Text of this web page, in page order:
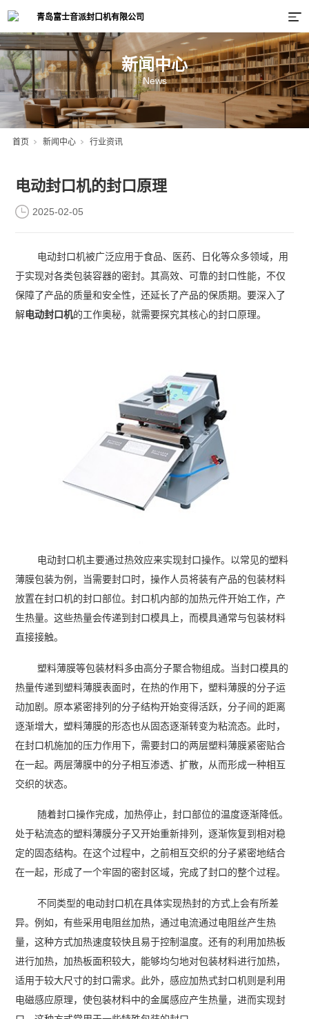
新闻中心
News
首页 新闻中心 行业资讯
电动封口机的封口原理
2025-02-05
电动封口机被广泛应用于食品、医药、日化等众多领域，用
于实现对各类包装容器的密封。其高效、可靠的封口性能，不仅
保障了产品的质量和安全性，还延长了产品的保质期。要深入了
解电动封口机的工作奥秘，就需要探究其核心的封口原理。
电动封口机主要通过热效应来实现封口操作。以常见的塑料
薄膜包装为例，当需要封口时，操作人员将装有产品的包装材料
放置在封口机的封口部位。封口机内部的加热元件开始工作，产
生热量。这些热量会传递到封口模具上，而模具通常与包装材料
直接接触。
塑料薄膜等包装材料多由高分子聚合物组成。当封口模具的
热量传递到塑料薄膜表面时，在热的作用下，塑料薄膜的分子运
动加剧。原本紧密排列的分子结构开始变得活跃，分子间的距离
逐渐增大，塑料薄膜的形态也从固态逐渐转变为粘流态。此时，
在封口机施加的压力作用下，需要封口的两层塑料薄膜紧密贴合
在一起。两层薄膜中的分子相互渗透、扩散，从而形成一种相互
交织的状态。
随着封口操作完成，加热停止，封口部位的温度逐渐降低。
处于粘流态的塑料薄膜分子又开始重新排列，逐渐恢复到相对稳
定的固态结构。在这个过程中，之前相互交织的分子紧密地结合
在一起，形成了一个牢固的密封区域，完成了封口的整个过程。
不同类型的电动封口机在具体实现热封的方式上会有所差
异。例如，有些采用电阻丝加热，通过电流通过电阻丝产生热
量，这种方式加热速度较快且易于控制温度。还有的利用加热板
进行加热，加热板面积较大，能够均匀地对包装材料进行加热，
适用于较大尺寸的封口需求。此外，感应加热式封口机则是利用
电磁感应原理，使包装材料中的金属感应产生热量，进而实现封